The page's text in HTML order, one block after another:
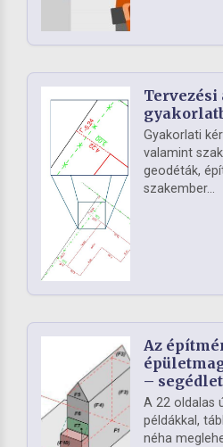
Gyakorlati
valamint
geodéták,
szakember...
Az
– segédlet
A 22 oldalas
példákkal,
néha